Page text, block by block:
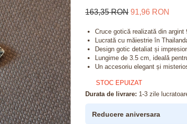
163,35 RON 91,96 RON
Cruce gotică realizată din
Lucrată cu măiestrie în
Design gotic detaliat și
Lungime de 3.5 cm, ideală
Un accesoriu elegant și
STOC EPUIZAT
Durata de livrare: 1-3 zile
Reducere aniversara